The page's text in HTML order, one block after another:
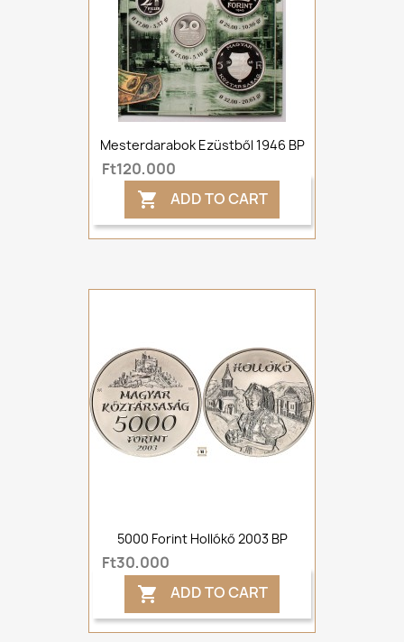
Mesterdarabok Ezüstből 1946 BP
Ft120,000
 ADD TO CART
5000 Forint Hollókő 2003 BP
Ft30,000
 ADD TO CART